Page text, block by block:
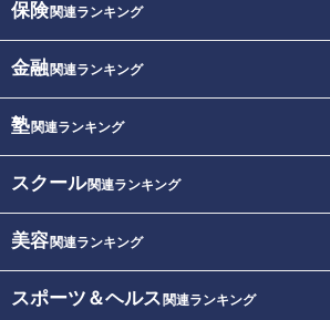
保険関連ランキング
金融関連ランキング
塾関連ランキング
スクール関連ランキング
美容関連ランキング
スポーツ＆ヘルス 関連ランキング